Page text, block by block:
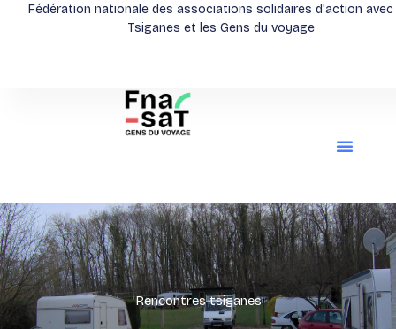
Fédération nationale des associations solidaires d'action avec
Tsiganes et les Gens du voyage
Rencontres tsiganes